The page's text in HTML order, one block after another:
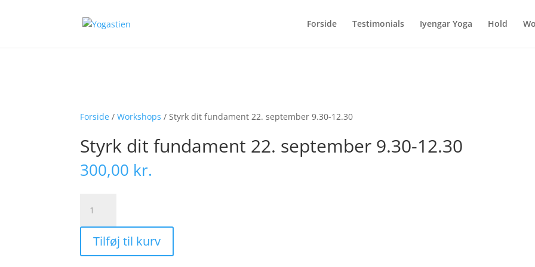
: Trying to access array offset on false in /var/www/yogastien.dk/public_html/wp-content/plugins/jquery-masonry-
Forside Testimonials Iyengar Yoga Hold
Forside /Workshops / Styrk dit fundament 22. september 9.30-12.30
Styrk dit fundament 22. september 9.30-12.30
300,00 kr.
fundament
september
Tilføj til kurv